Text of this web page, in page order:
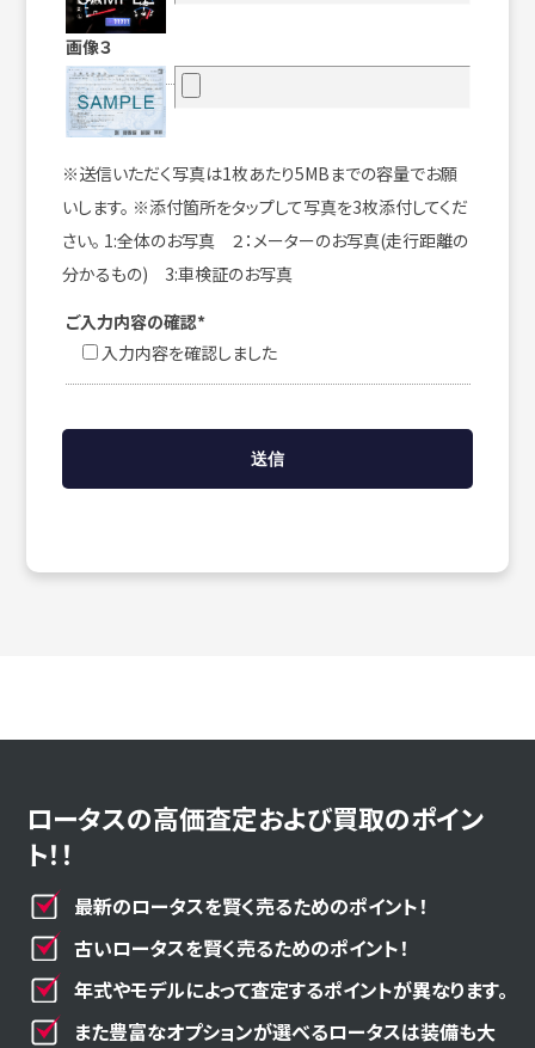
画像３
※送信いただく写真は1枚あたり5MBまでの容量でお願
いします。 ※添付箇所をタップして写真を3枚添付してくだ
さい。 1:全体のお写真 ２：メーターのお写真(走行距離の
分かるもの) 3:車検証のお写真
ご入力内容の確認*
入力内容を確認しました
ロータスの高価査定および買取のポイン
ト！！
最新のロータスを賢く売るためのポイント！
古いロータスを賢く売るためのポイント！
年式やモデルによって査定するポイントが異なります。
また豊富なオプションが選べるロータスは装備も大